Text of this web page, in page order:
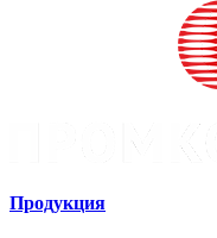
Продукция